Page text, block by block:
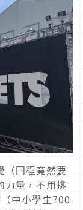
（回程竟然要
力量，不用排
中小學生700